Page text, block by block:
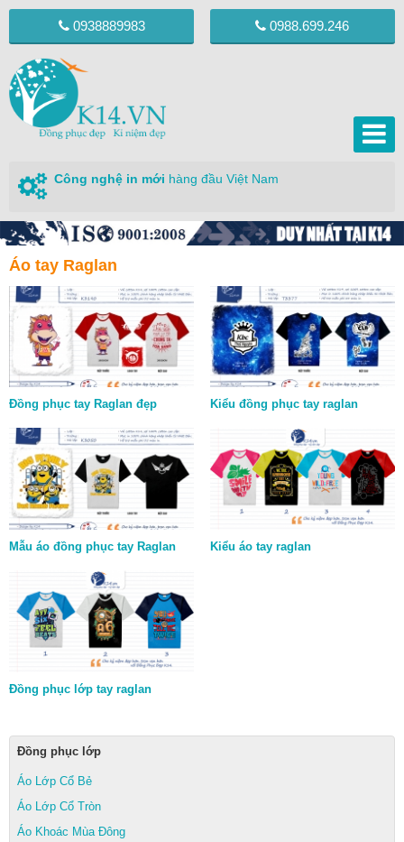
0938889983 0988.699.246
Công nghệ in mới hàng đầu Việt Nam
Áo tay Raglan
Đồng phục tay Raglan đẹp Kiểu đồng phục tay raglan
Mẫu áo đồng phục tay Raglan Kiểu áo tay raglan
Đồng phục lớp tay raglan
Đồng phục lớp
Áo Lớp Cổ Bẻ
Áo Lớp Cổ Tròn
Áo Khoác Mùa Đông